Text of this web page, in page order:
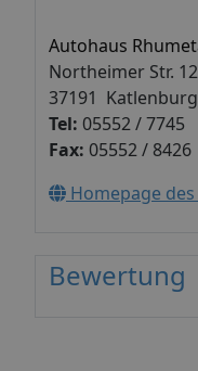
Autohaus
Northeimer Str.
37191 Katlenburg
Tel: 05552 / 7745
Fax: 05552 / 8426
Homepage
Bewertung